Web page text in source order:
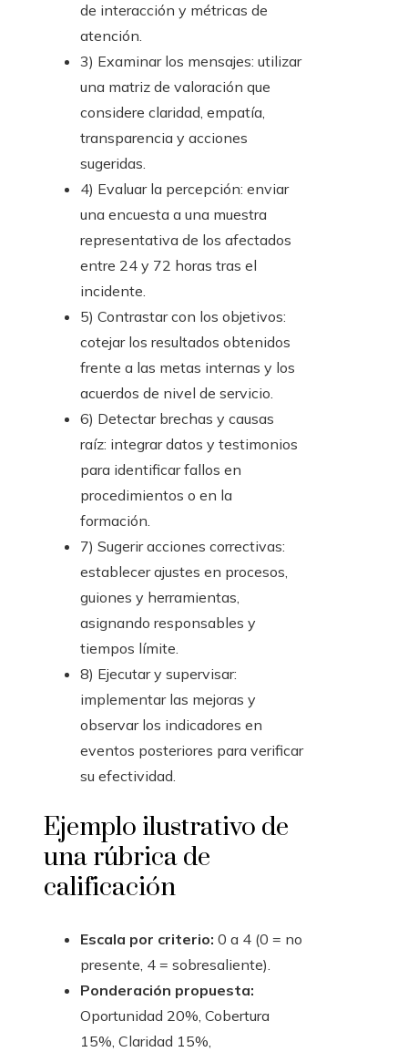
de interacción y métricas de
atención.
3) Examinar los mensajes: utilizar
una matriz de valoración que
considere claridad, empatía,
transparencia y acciones
sugeridas.
4) Evaluar la percepción: enviar
una encuesta a una muestra
representativa de los afectados
entre 24 y 72 horas tras el
incidente.
5) Contrastar con los objetivos:
cotejar los resultados obtenidos
frente a las metas internas y los
acuerdos de nivel de servicio.
6) Detectar brechas y causas
raíz: integrar datos y testimonios
para identificar fallos en
procedimientos o en la
formación.
7) Sugerir acciones correctivas:
establecer ajustes en procesos,
guiones y herramientas,
asignando responsables y
tiempos límite.
8) Ejecutar y supervisar:
implementar las mejoras y
observar los indicadores en
eventos posteriores para verificar
su efectividad.
Ejemplo ilustrativo de
una rúbrica de
calificación
Escala por criterio: 0 a 4 (0 = no
presente, 4 = sobresaliente).
Ponderación propuesta:
Oportunidad 20%, Cobertura
15%, Claridad 15%,